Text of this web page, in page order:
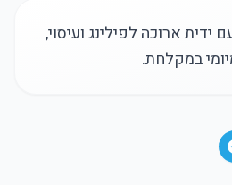
ידית ארוכה לפילינג ועיסוי,
במקלחת.